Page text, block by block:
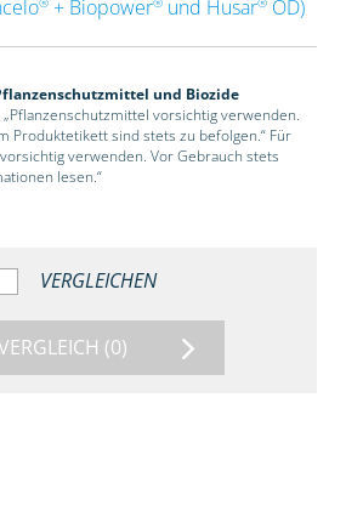
+ Biopower und Husar OD)
und Biozide
vorsichtig verwenden.
Produktetikett sind stets zu befolgen.“ Für
verwenden. Vor Gebrauch stets
lesen.“
VERGLEICHEN
(0)